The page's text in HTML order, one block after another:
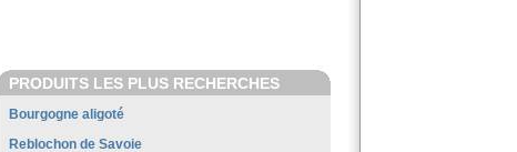
PRODUITS LES PLUS RECHERCHES
Bourgogne aligoté
Reblochon de Savoie